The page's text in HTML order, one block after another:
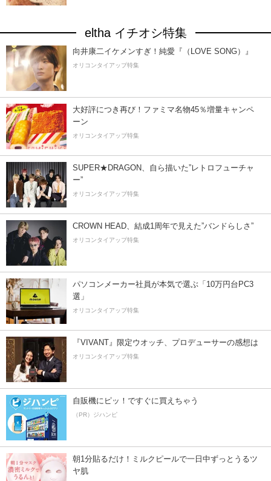
eltha イチオシ特集
向井康二イケメンすぎ！純愛『（LOVE SONG）』
オリコンタイアップ特集
大好評につき再び！ファミマ名物45％増量キャンペ
ーン
オリコンタイアップ特集
SUPER★DRAGON、自ら描いた”レトロフューチャ
ー”
オリコンタイアップ特集
CROWN HEAD、結成1周年で見えた”バンドらしさ”
オリコンタイアップ特集
パソコンメーカー社員が本気で選ぶ「10万円台PC3
選」
オリコンタイアップ特集
『VIVANT』限定ウオッチ、プロデューサーの感想は
オリコンタイアップ特集
自販機にピッ！ですぐに買えちゃう
（PR）ジハンピ
朝1分貼るだけ！ミルクピールで一日中ずっとうるツ
ヤ肌